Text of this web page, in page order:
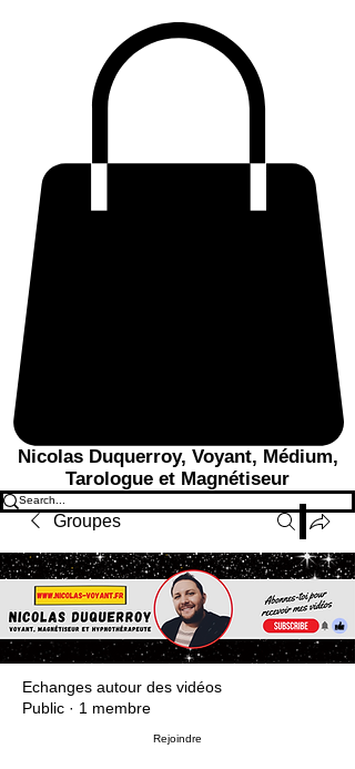
Nicolas Duquerroy, Voyant, Médium,
Tarologue et Magnétiseur
Groupes
Echanges autour des vidéos
Public · 1 membre
Rejoindre